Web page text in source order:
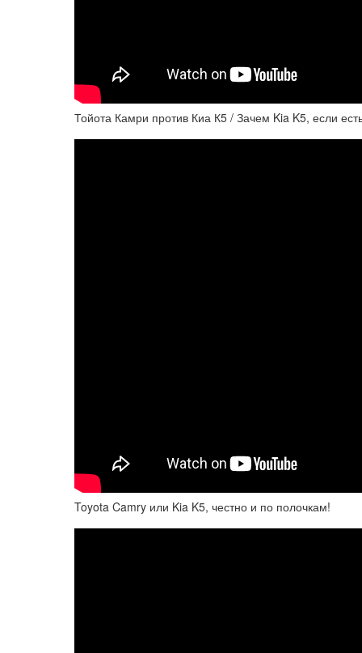
Тойота Камри против Киа К5 / Зачем Kia K5, если
Toyota Camry или Kia K5, честно и по полочкам!